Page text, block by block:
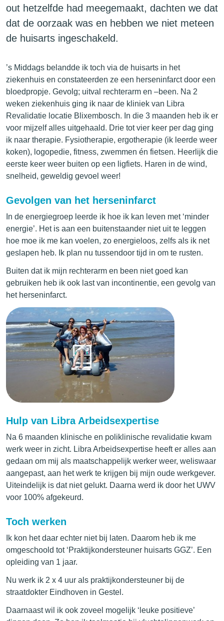
out hetzelfde had meegemaakt, dachten we dat
dat de oorzaak was en hebben we niet meteen
de huisarts ingeschakeld.
’s Middags belandde ik toch via de huisarts in het
ziekenhuis en constateerden ze een herseninfarct door een
bloedpropje. Gevolg; uitval rechterarm en –been. Na 2
weken ziekenhuis ging ik naar de kliniek van Libra
Revalidatie locatie Blixembosch. In die 3 maanden heb ik er
voor mijzelf alles uitgehaald. Drie tot vier keer per dag ging
ik naar therapie. Fysiotherapie, ergotherapie (ik leerde weer
koken), logopedie, fitness, zwemmen én fietsen. Heerlijk die
eerste keer weer buiten op een ligfiets. Haren in de wind,
snelheid, geweldig gevoel weer!
Gevolgen van het herseninfarct
In de energiegroep leerde ik hoe ik kan leven met ‘minder
energie’. Het is aan een buitenstaander niet uit te leggen
hoe moe ik me kan voelen, zo energieloos, zelfs als ik net
geslapen heb. Ik plan nu tussendoor tijd in om te rusten.
Buiten dat ik mijn rechterarm en been niet goed kan
gebruiken heb ik ook last van incontinentie, een gevolg van
het herseninfarct.
Hulp van Libra Arbeidsexpertise
Na 6 maanden klinische en poliklinische revalidatie kwam
werk weer in zicht. Libra Arbeidsexpertise heeft er alles aan
gedaan om mij als maatschappelijk werker weer, weliswaar
aangepast, aan het werk te krijgen bij mijn oude werkgever.
Uiteindelijk is dat niet gelukt. Daarna werd ik door het UWV
voor 100% afgekeurd.
Toch werken
Ik kon het daar echter niet bij laten. Daarom heb ik me
omgeschoold tot ‘Praktijkondersteuner huisarts GGZ’. Een
opleiding van 1 jaar.
Nu werk ik 2 x 4 uur als praktijkondersteuner bij de
straatdokter Eindhoven in Gestel.
Daarnaast wil ik ook zoveel mogelijk ‘leuke positieve’